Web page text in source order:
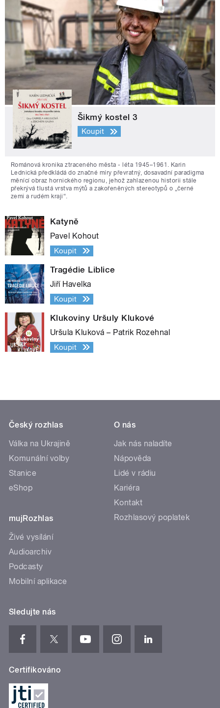
Šikmý kostel 3
Koupit
Románová kronika ztraceného města - léta 1945–1961. Karin
Lednická předkládá do značné míry převratný, dosavadní paradigma
měnící obraz hornického regionu, jehož zahlazenou historii stále
překrývá tlustá vrstva mýtů a zakořeněných stereotypů o „černé
zemi a rudém kraji“.
Katyně
Pavel Kohout
Koupit
Tragédie Liblice
Jiří Havelka
Koupit
Klukoviny Uršuly Klukové
Uršula Kluková – Patrik Rozehnal
Koupit
Český rozhlas
Válka na Ukrajině
Komunální volby
Stanice
eShop
mujRozhlas
Živé vysílání
Audioarchiv
Podcasty
Mobilní aplikace
O nás
Jak nás naladíte
Nápověda
Lidé v rádiu
Kariéra
Kontakt
Rozhlasový poplatek
Sledujte nás
Certifikováno